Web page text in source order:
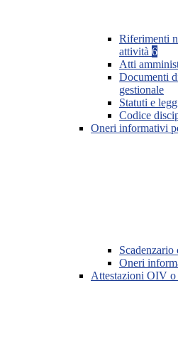
Riferimenti
attività 6
Atti
Documenti
gestionale
Statuti e
Codice
Oneri informativi
Oneri
Attestazioni OIV o